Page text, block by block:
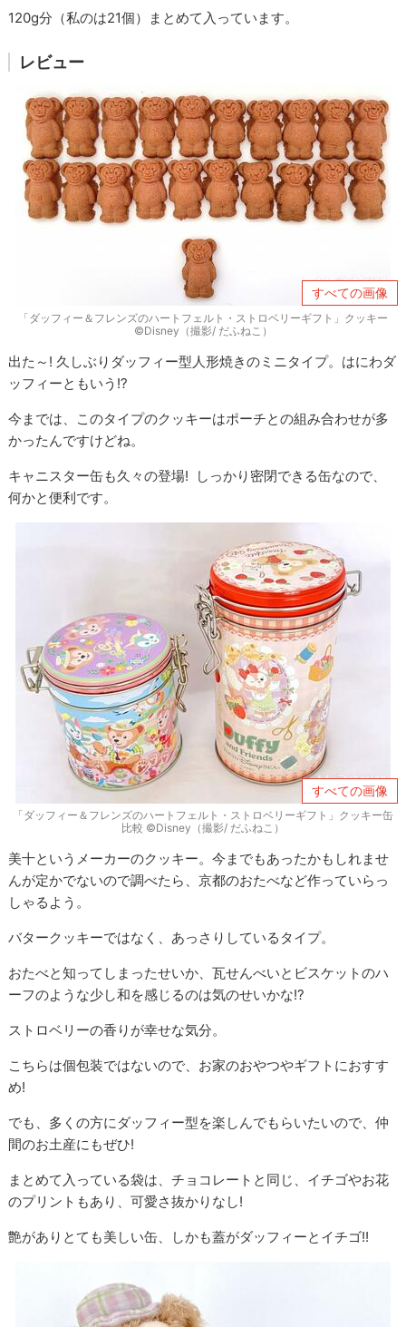
120g分（私のは21個）まとめて入っています。
レビュー
すべての画像
「ダッフィー＆フレンズのハートフェルト・ストロベリーギフト」クッキー
©Disney（撮影/ だふねこ）
出た～! 久しぶりダッフィー型人形焼きのミニタイプ。はにわダ
ッフィーともいう!?
今までは、このタイプのクッキーはポーチとの組み合わせが多
かったんですけどね。
キャニスター缶も久々の登場! しっかり密閉できる缶なので、
何かと便利です。
すべての画像
「ダッフィー＆フレンズのハートフェルト・ストロベリーギフト」クッキー缶
比較 ©Disney（撮影/ だふねこ）
美十というメーカーのクッキー。今までもあったかもしれませ
んが定かでないので調べたら、京都のおたべなど作っていらっ
しゃるよう。
バタークッキーではなく、あっさりしているタイプ。
おたべと知ってしまったせいか、瓦せんべいとビスケットのハ
ーフのような少し和を感じるのは気のせいかな!?
ストロベリーの香りが幸せな気分。
こちらは個包装ではないので、お家のおやつやギフトにおすす
め!
でも、多くの方にダッフィー型を楽しんでもらいたいので、仲
間のお土産にもぜひ!
まとめて入っている袋は、チョコレートと同じ、イチゴやお花
のプリントもあり、可愛さ抜かりなし!
艶がありとても美しい缶、しかも蓋がダッフィーとイチゴ!!